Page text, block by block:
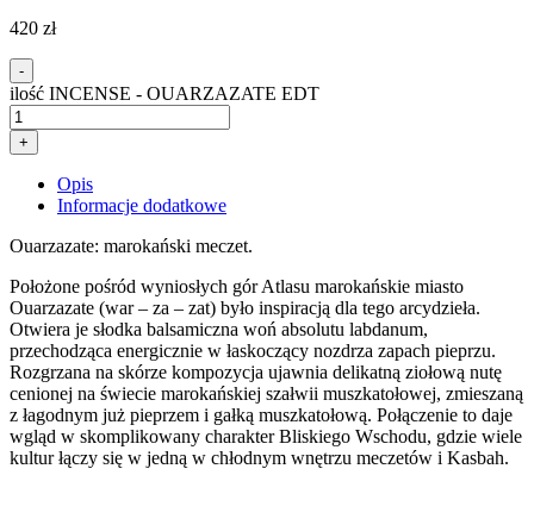
420 zł
-
ilość INCENSE - OUARZAZATE EDT
+
Opis
Informacje dodatkowe
Ouarzazate: marokański meczet.
Położone pośród wyniosłych gór Atlasu marokańskie miasto
Ouarzazate (war – za – zat) było inspiracją dla tego arcydzieła.
Otwiera je słodka balsamiczna woń absolutu labdanum,
przechodząca energicznie w łaskoczący nozdrza zapach pieprzu.
Rozgrzana na skórze kompozycja ujawnia delikatną ziołową nutę
cenionej na świecie marokańskiej szałwii muszkatołowej, zmieszaną
z łagodnym już pieprzem i gałką muszkatołową. Połączenie to daje
wgląd w skomplikowany charakter Bliskiego Wschodu, gdzie wiele
kultur łączy się w jedną w chłodnym wnętrzu meczetów i Kasbah.